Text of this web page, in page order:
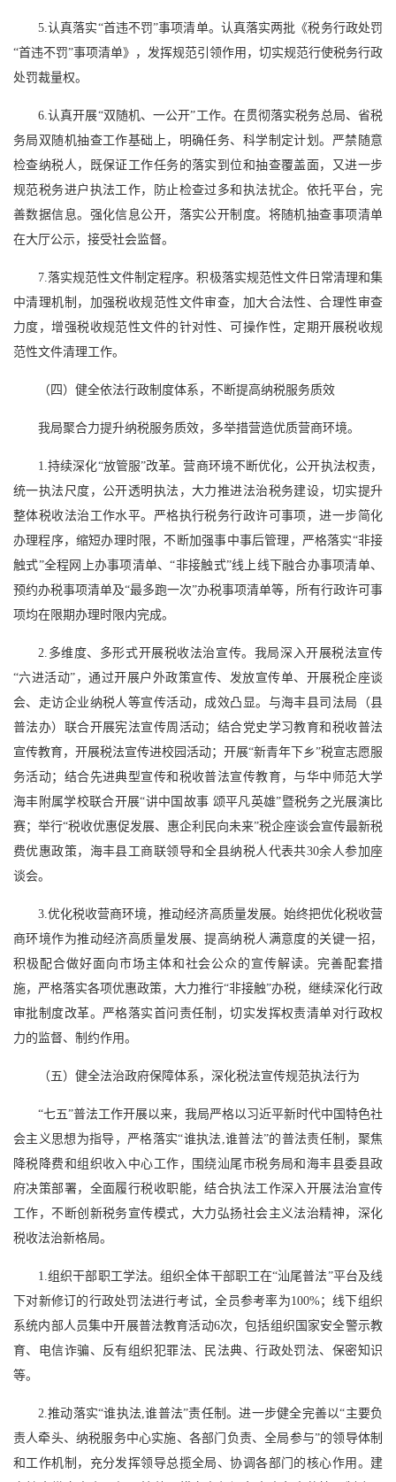
5.认真落实“首违不罚”事项清单。认真落实两批《税务行政处罚
“首违不罚”事项清单》，发挥规范引领作用，切实规范行使税务行政
处罚裁量权。
6.认真开展“双随机、一公开”工作。在贯彻落实税务总局、省税
务局双随机抽查工作基础上，明确任务、科学制定计划。严禁随意
检查纳税人，既保证工作任务的落实到位和抽查覆盖面，又进一步
规范税务进户执法工作，防止检查过多和执法扰企。依托平台，完
善数据信息。强化信息公开，落实公开制度。将随机抽查事项清单
在大厅公示，接受社会监督。
7.落实规范性文件制定程序。积极落实规范性文件日常清理和集
中清理机制，加强税收规范性文件审查，加大合法性、合理性审查
力度，增强税收规范性文件的针对性、可操作性，定期开展税收规
范性文件清理工作。
（四）健全依法行政制度体系，不断提高纳税服务质效
我局聚合力提升纳税服务质效，多举措营造优质营商环境。
1.持续深化“放管服”改革。营商环境不断优化，公开执法权责，
统一执法尺度，公开透明执法，大力推进法治税务建设，切实提升
整体税收法治工作水平。严格执行税务行政许可事项，进一步简化
办理程序，缩短办理时限，不断加强事中事后管理，严格落实“非接
触式”全程网上办事项清单、“非接触式”线上线下融合办事项清单、
预约办税事项清单及“最多跑一次”办税事项清单等，所有行政许可事
项均在限期办理时限内完成。
2.多维度、多形式开展税收法治宣传。我局深入开展税法宣传
“六进活动”，通过开展户外政策宣传、发放宣传单、开展税企座谈
会、走访企业纳税人等宣传活动，成效凸显。与海丰县司法局（县
普法办）联合开展宪法宣传周活动；结合党史学习教育和税收普法
宣传教育，开展税法宣传进校园活动；开展“新青年下乡”税宣志愿服
务活动；结合先进典型宣传和税收普法宣传教育，与华中师范大学
海丰附属学校联合开展“讲中国故事 颂平凡英雄”暨税务之光展演比
赛；举行“税收优惠促发展、惠企利民向未来”税企座谈会宣传最新税
费优惠政策，海丰县工商联领导和全县纳税人代表共30余人参加座
谈会。
3.优化税收营商环境，推动经济高质量发展。始终把优化税收营
商环境作为推动经济高质量发展、提高纳税人满意度的关键一招，
积极配合做好面向市场主体和社会公众的宣传解读。完善配套措
施，严格落实各项优惠政策，大力推行“非接触”办税，继续深化行政
审批制度改革。严格落实首问责任制，切实发挥权责清单对行政权
力的监督、制约作用。
（五）健全法治政府保障体系，深化税法宣传规范执法行为
“七五”普法工作开展以来，我局严格以习近平新时代中国特色社
会主义思想为指导，严格落实“谁执法,谁普法”的普法责任制，聚焦
降税降费和组织收入中心工作，围绕汕尾市税务局和海丰县委县政
府决策部署，全面履行税收职能，结合执法工作深入开展法治宣传
工作，不断创新税务宣传模式，大力弘扬社会主义法治精神，深化
税收法治新格局。
1.组织干部职工学法。组织全体干部职工在“汕尾普法”平台及线
下对新修订的行政处罚法进行考试，全员参考率为100%；线下组织
系统内部人员集中开展普法教育活动6次，包括组织国家安全警示教
育、电信诈骗、反有组织犯罪法、民法典、行政处罚法、保密知识
等。
2.推动落实“谁执法,谁普法”责任制。进一步健全完善以“主要负
责人牵头、纳税服务中心实施、各部门负责、全局参与”的领导体制
和工作机制，充分发挥领导总揽全局、协调各部门的核心作用。建